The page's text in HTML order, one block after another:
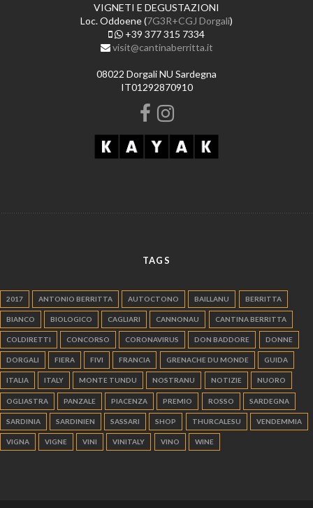
VIGNETI E DEGUSTAZIONI
Loc. Oddoene (7G3R+CGJ Dorgali)
+39 377 315 7334
visit@cantinaberritta.it
08022 Dorgali NU Sardegna
IT01292870910
TAGS
2017 ANTONIO BERRITTA AUTOCTONO BAILLANU BERRITTA
BIANCO BIOLOGICO CAGLIARI CANNONAU CANTINA BERRITTA
COLDIRETTI CONCORSO CORONAVIRUS DON BADDORE DONNE
DORGALI FIERA FIVI FRANCIA GRENACHE DU MONDE GUIDA
ITALIA ITALY MONTE TUNDU NOSTRANU NOTIZIE NUORO
OGLIASTRA PANZALE PIACENZA PREMIO ROSSO SARDEGNA
SARDINIA SARDINIEN SASSARI SHOP THURCALESU VENDEMMIA
VIGNA VIGNE VINI VINITALY VINO WINE